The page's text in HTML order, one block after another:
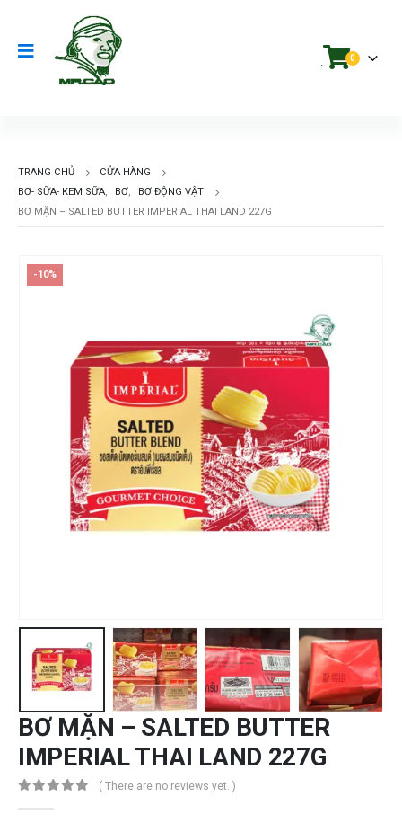
. 0
TRANG CHỦ
CỬA HÀNG
BƠ- SỮA- KEM SỮA, BƠ,
BƠ ĐỘNG VẬT
BƠ MẶN – SALTED BUTTER IMPERIAL THAI LAND 227G
-10%
BƠ MẶN – SALTED BUTTER
IMPERIAL THAI LAND 227G
( There are no reviews yet. )